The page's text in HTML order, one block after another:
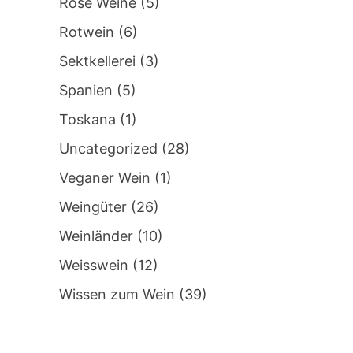
Rotwein (6)
Sektkellerei (3)
Spanien (5)
Toskana (1)
Uncategorized (28)
Veganer Wein (1)
Weingüter(26)
Weinländer(10)
Weisswein (12)
Wissen zum Wein (39)